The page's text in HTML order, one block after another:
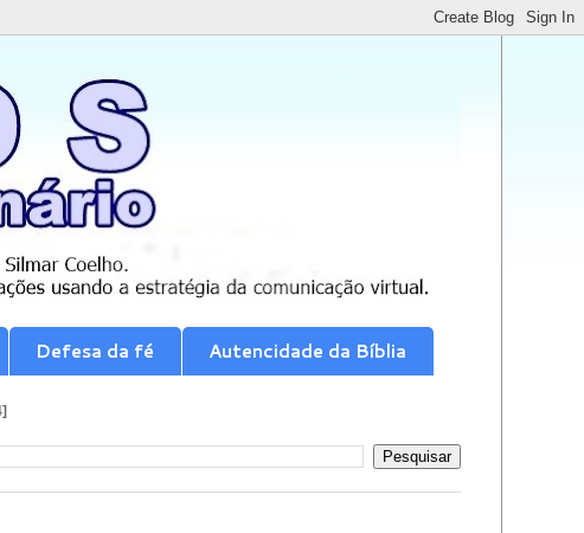
Defesa da fé Autencidade da Bíblia